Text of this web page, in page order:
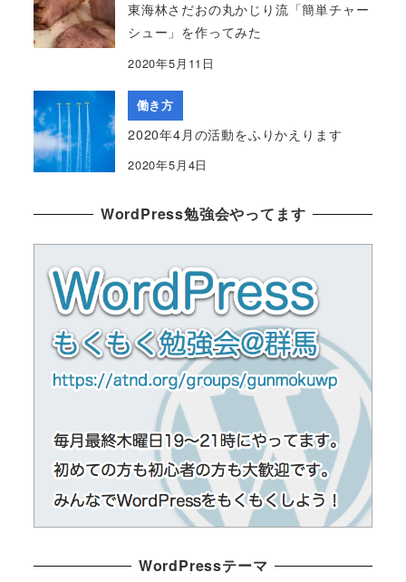
東海林さだおの丸かじり流「簡単チャー
シュー」を作ってみた
2020年5月11日
働き方
2020年4月の活動をふりかえります
2020年5月4日
WordPress勉強会やってます
WordPressテーマ